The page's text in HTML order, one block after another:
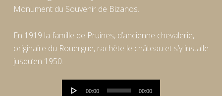
Monument du Souvenir de Bizanos.
En 1919 la famille de Pruines, d’ancienne chevalerie,
originaire du Rouergue, rachète le château et s’y installe
jusqu’en 1950.
00:00 00:00